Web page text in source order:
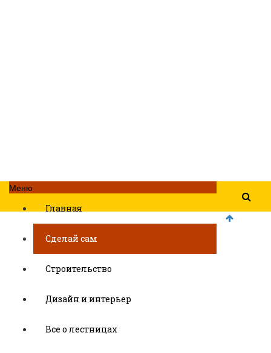
Меню
Главная
Сделай сам
Строительство
Дизайн и интерьер
Все о лестницах